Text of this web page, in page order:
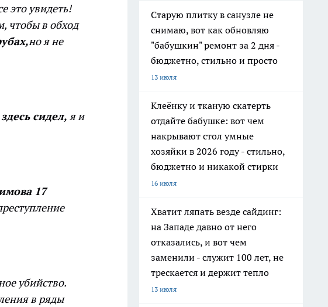
это увидеть!
чтобы в обход
но я не
сидел, я и
17
убийство.
в ряды
Старую плитку в санузле не
снимаю, вот как обновляю
"бабушкин" ремонт за 2 дня -
бюджетно, стильно и просто
13 июля
Клеёнку и тканую скатерть
отдайте бабушке: вот чем
накрывают стол умные
хозяйки в 2026 году - стильно,
бюджетно и никакой стирки
16 июля
Хватит ляпать везде сайдинг:
на Западе давно от него
отказались, и вот чем
заменили - служит 100 лет, не
трескается и держит тепло
13 июля